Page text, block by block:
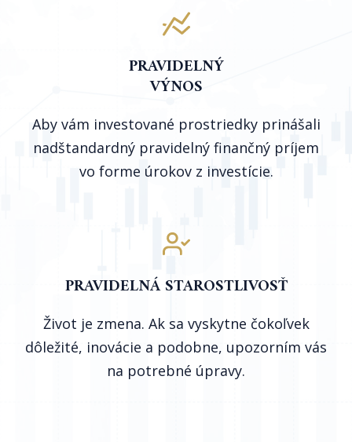
PRAVIDELNÝ
VÝNOS
Aby vám investované prostriedky prinášali
nadštandardný pravidelný finančný príjem
vo forme úrokov z investície.
PRAVIDELNÁ STAROSTLIVOSŤ
Život je zmena. Ak sa vyskytne čokoľvek
dôležité, inovácie a podobne, upozorním vás
na potrebné úpravy.